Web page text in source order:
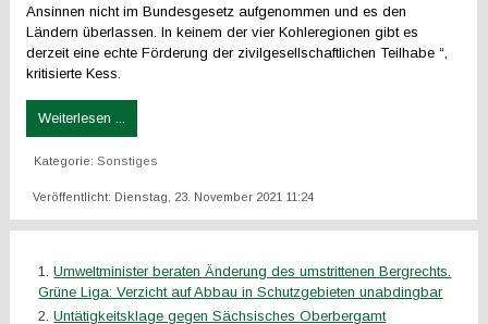
Ansinnen nicht im Bundesgesetz aufgenommen und es den
Ländern überlassen. In keinem der vier Kohleregionen gibt es
derzeit eine echte Förderung der zivilgesellschaftlichen Teilhabe “,
kritisierte Kess.
Weiterlesen ...
Kategorie:Sonstiges
Veröffentlicht: Dienstag, 23. November 2021 11:24
Umweltminister beraten Änderung des umstrittenen Bergrechts.
Grüne Liga: Verzicht auf Abbau in Schutzgebieten unabdingbar
Untätigkeitsklage gegen Sächsisches Oberbergamt